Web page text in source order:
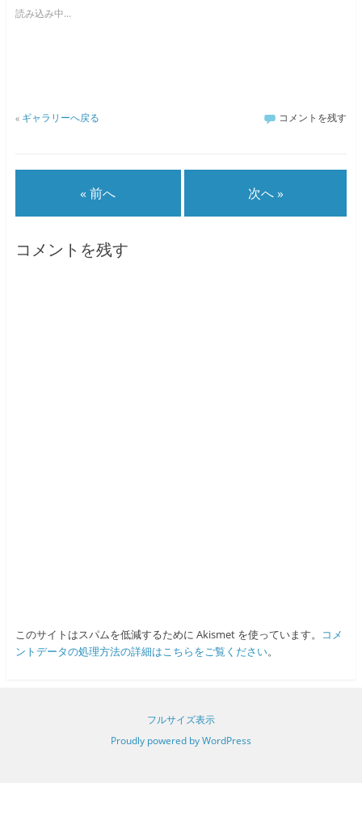
読み込み中...
« ギャラリーへ戻る コメントを残す
« 前へ 次へ »
コメントを残す
このサイトはスパムを低減するために Akismet を使っています。
コメ
ントデータの処理方法の詳細はこちらをご覧ください。
フルサイズ表示
Proudly powered by WordPress